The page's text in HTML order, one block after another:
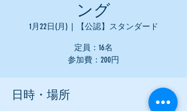
ング
1月22日(月)
  |
【公認】スタンダード
定員：16名
参加費：200円
日時・場所